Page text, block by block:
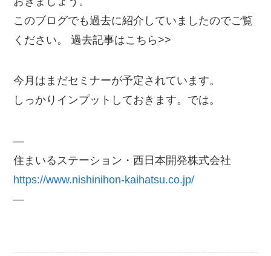
このブログでも過去に紹介していましたのでご覧
ください。 過去記事はこちら>>
今月はまだセミナーが予定されています。
しっかりインプットしておきます。では。
—
住まいるステーション・西日本開発株式会社
https://www.nishinihon-kaihatsu.co.jp/
—